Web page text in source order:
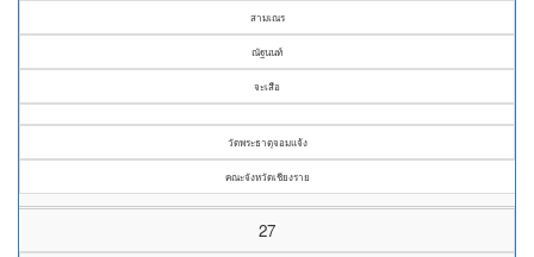
สามเณร
ณัฐนนท์
จะเสือ
วัดพระธาตุจอมแจ้ง
คณะจังหวัดเชียงราย
27